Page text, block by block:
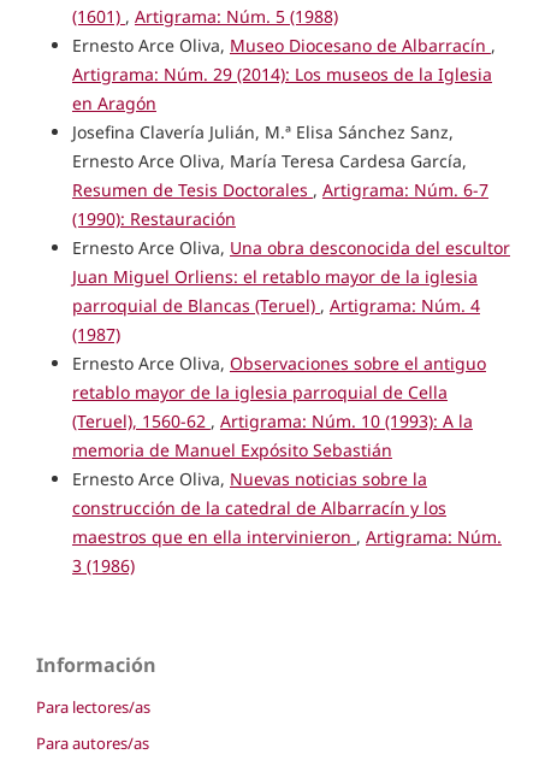
(1601) , Artigrama: Núm. 5 (1988)
Ernesto Arce Oliva, Museo Diocesano de Albarracín ,
Artigrama: Núm. 29 (2014): Los museos de la Iglesia
en Aragón
Josefina Clavería Julián, M.ª Elisa Sánchez Sanz,
Ernesto Arce Oliva, María Teresa Cardesa García,
Resumen de Tesis Doctorales , Artigrama: Núm. 6-7
(1990): Restauración
Ernesto Arce Oliva, Una obra desconocida del escultor
Juan Miguel Orliens: el retablo mayor de la iglesia
parroquial de Blancas (Teruel) , Artigrama: Núm. 4
(1987)
Ernesto Arce Oliva, Observaciones sobre el antiguo
retablo mayor de la iglesia parroquial de Cella
(Teruel), 1560-62 , Artigrama: Núm. 10 (1993): A la
memoria de Manuel Expósito Sebastián
Ernesto Arce Oliva, Nuevas noticias sobre la
construcción de la catedral de Albarracín y los
maestros que en ella intervinieron , Artigrama: Núm.
3 (1986)
Información
Para lectores/as
Para autores/as